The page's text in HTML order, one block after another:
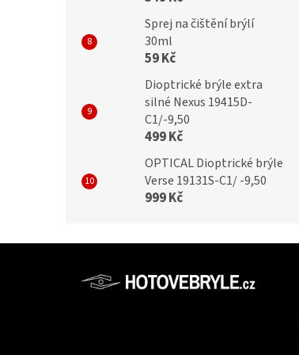
Sprej na čištění brýlí
30ml
59 Kč
Dioptrické brýle extra
silné Nexus 19415D-
C1/-9,50
499 Kč
OPTICAL Dioptrické brýle
Verse 19131S-C1/ -9,50
999 Kč